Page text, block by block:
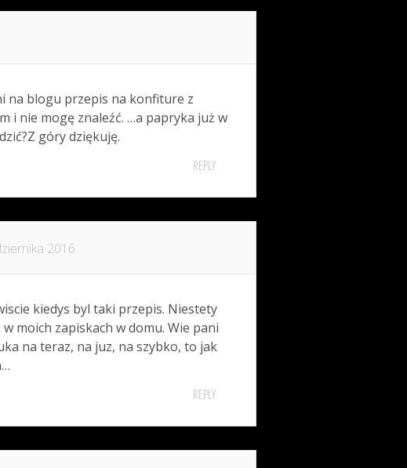
na blogu przepis na konfiture z
i nie mogę znaleźć. …a papryka już w
góry dziękuję.
REPLY
2016
kiedys byl taki przepis. Niestety
moich zapiskach w domu. Wie pani
na teraz, na juz, na szybko, to jak
REPLY